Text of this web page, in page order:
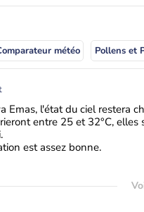
météo Pollens et
Emas, l'état du ciel restera
entre 25 et 32°C, elles
est assez bonne.